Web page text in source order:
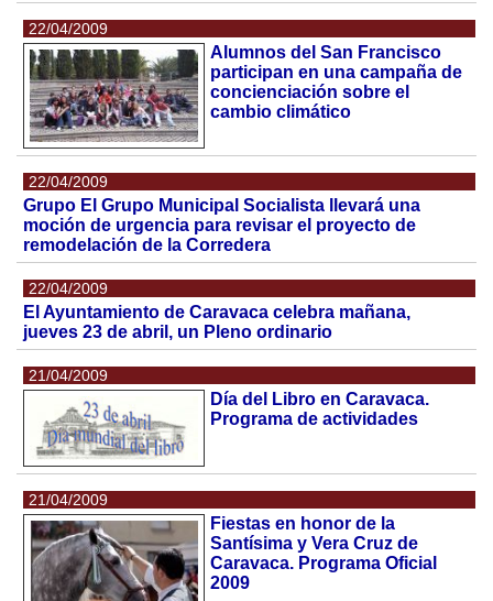
22/04/2009
Alumnos del San Francisco
participan en una campaña de
concienciación sobre el
cambio climático
22/04/2009
Grupo El Grupo Municipal Socialista llevará una
moción de urgencia para revisar el proyecto de
remodelación de la Corredera
22/04/2009
El Ayuntamiento de Caravaca celebra mañana,
jueves 23 de abril, un Pleno ordinario
21/04/2009
Día del Libro en Caravaca.
Programa de actividades
21/04/2009
Fiestas en honor de la
Santísima y Vera Cruz de
Caravaca. Programa Oficial
2009